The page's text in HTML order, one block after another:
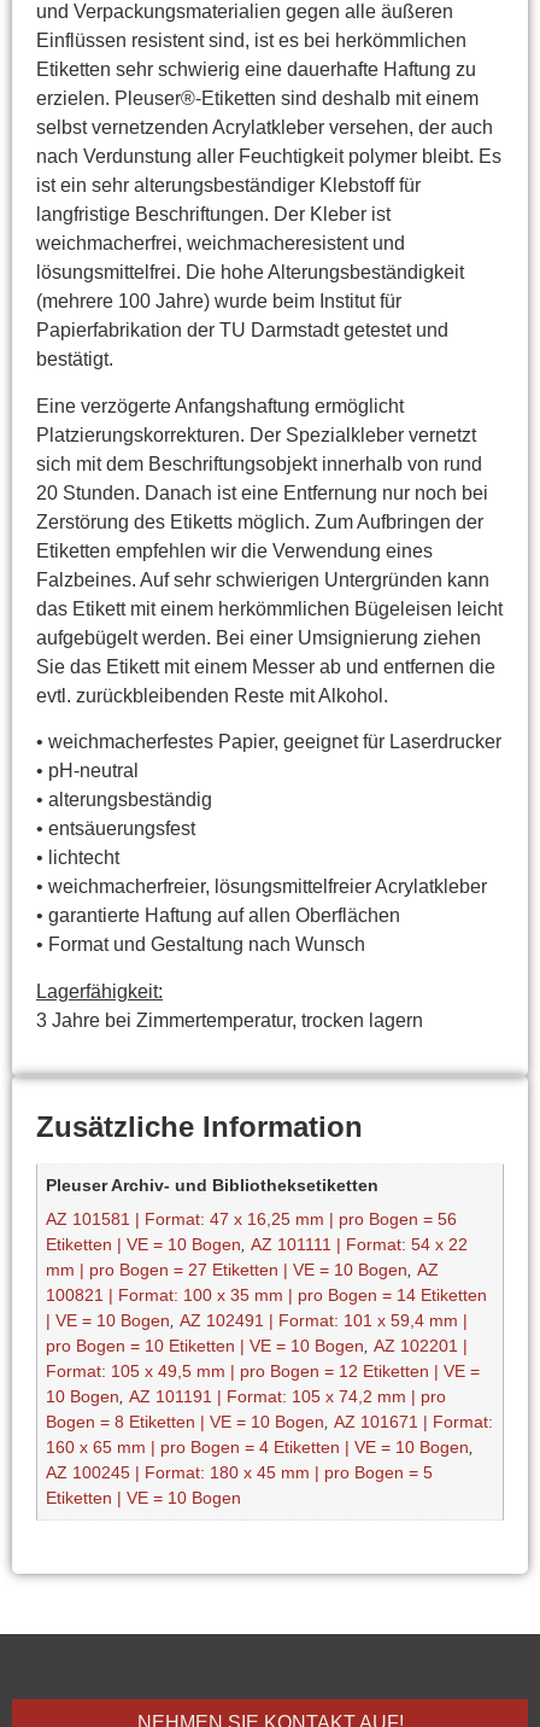
und Verpackungsmaterialien gegen alle äußeren
Einflüssen resistent sind, ist es bei herkömmlichen
Etiketten sehr schwierig eine dauerhafte Haftung zu
erzielen. Pleuser®-Etiketten sind deshalb mit einem
selbst vernetzenden Acrylatkleber versehen, der auch
nach Verdunstung aller Feuchtigkeit polymer bleibt. Es
ist ein sehr alterungsbeständiger Klebstoff für
langfristige Beschriftungen. Der Kleber ist
weichmacherfrei, weichmacheresistent und
lösungsmittelfrei. Die hohe Alterungsbeständigkeit
(mehrere 100 Jahre) wurde beim Institut für
Papierfabrikation der TU Darmstadt getestet und
bestätigt.
Eine verzögerte Anfangshaftung ermöglicht
Platzierungskorrekturen. Der Spezialkleber vernetzt
sich mit dem Beschriftungsobjekt innerhalb von rund
20 Stunden. Danach ist eine Entfernung nur noch bei
Zerstörung des Etiketts möglich. Zum Aufbringen der
Etiketten empfehlen wir die Verwendung eines
Falzbeines. Auf sehr schwierigen Untergründen kann
das Etikett mit einem herkömmlichen Bügeleisen leicht
aufgebügelt werden. Bei einer Umsignierung ziehen
Sie das Etikett mit einem Messer ab und entfernen die
evtl. zurückbleibenden Reste mit Alkohol.
• weichmacherfestes Papier, geeignet für Laserdrucker
• pH-neutral
• alterungsbeständig
• entsäuerungsfest
• lichtecht
• weichmacherfreier, lösungsmittelfreier Acrylatkleber
• garantierte Haftung auf allen Oberflächen
• Format und Gestaltung nach Wunsch
Lagerfähigkeit:
3 Jahre bei Zimmertemperatur, trocken lagern
Zusätzliche Information
Pleuser Archiv- und Bibliotheksetiketten
AZ 101581 | Format: 47 x 16,25 mm | pro Bogen = 56
Etiketten | VE = 10 Bogen,AZ 101111 | Format: 54 x 22
mm | pro Bogen = 27 Etiketten | VE = 10 Bogen,AZ
100821 | Format: 100 x 35 mm | pro Bogen = 14 Etiketten
| VE = 10 Bogen,AZ 102491 | Format: 101 x 59,4 mm |
pro Bogen = 10 Etiketten | VE = 10 Bogen,AZ 102201 |
Format: 105 x 49,5 mm | pro Bogen = 12 Etiketten | VE =
10 Bogen,AZ 101191 | Format: 105 x 74,2 mm | pro
Bogen = 8 Etiketten | VE = 10 Bogen,AZ 101671 | Format:
160 x 65 mm | pro Bogen = 4 Etiketten | VE = 10 Bogen,
AZ 100245 | Format: 180 x 45 mm | pro Bogen = 5
Etiketten | VE = 10 Bogen